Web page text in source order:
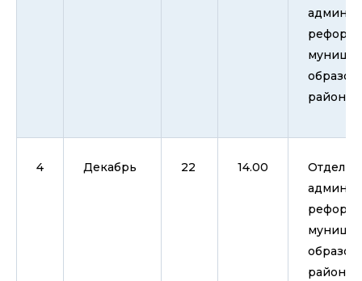
район
4 Декабрь 22 14.00
Отдел
район